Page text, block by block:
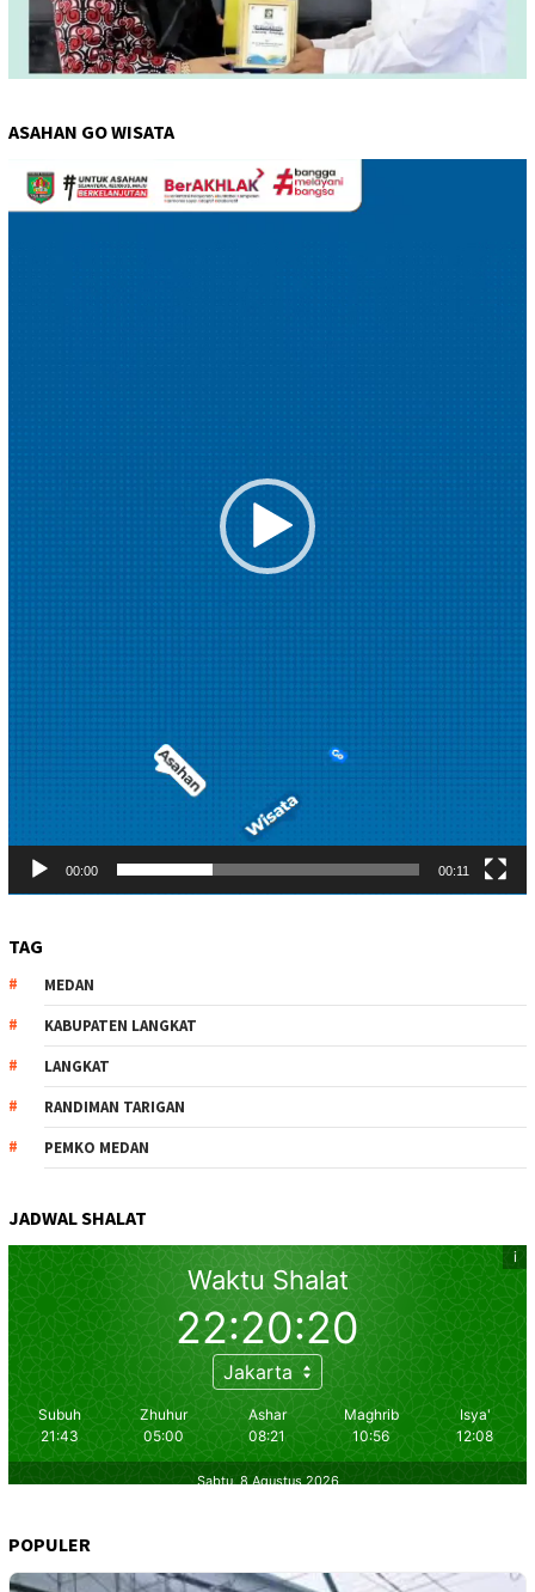
ASAHAN GO WISATA
Pemutar
Video
00:00 00:11
TAG
MEDAN
KABUPATEN LANGKAT
LANGKAT
RANDIMAN TARIGAN
PEMKO MEDAN
JADWAL SHALAT
POPULER